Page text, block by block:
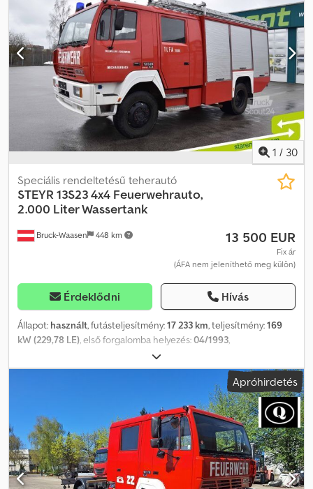
1 / 30
Bruck-Waasen 448 km
Speciális rendeltetésű teherautó
STEYR 13S23 4x4 Feuerwehrauto,
2.000 Liter Wassertank
13 500 EUR
Fix ár
(ÁFA nem jeleníthető meg külön)
Érdeklődni Hívás
Állapot: használt, futásteljesítmény:17 233 km, teljesítmény:169
kW (229,78 LE) , első forgalomba helyezés:04/1993
, tengelyelrendezés:
hajtástípus:mechanikai, Steyr 13S23 4x4 tűzoltóautó, 2 literes
víztartály, nagynyomású szivattyú Minden egy pillantással: Cjdpfx
Aaeyum Tfs Deha * Első forgalomba helyezés: 19.04.28. * Motor:
230 LE / 171 kW * Futásteljesítmény: 17 233 km * Tengelytáv: 3 mm *
Szín: Piros * Váltó: Manuális váltó * Gumiabroncsok: * Első tengely:
10 R 22,5 * Hátsó tengely: 10 R 22,5 * Megjegyzés: Azonnal elérhető
Különfelszereltség: Steyr 13S23 4x4 tűzoltóautó, áfa nem vonható
le, differenciális adózás alkalmazva, 2 literes víztartály, vonóhorog,
Rosenbauer nagynyomású szivattyú, 7 ülés, légzőkészülék tartó,
Apróhirdetés